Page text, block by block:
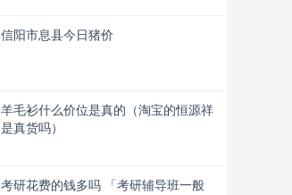
信阳市息县今日猪价
羊毛衫什么价位是真的（淘宝的恒源祥
是真货吗）
考研花费的钱多吗 「考研辅导班一般